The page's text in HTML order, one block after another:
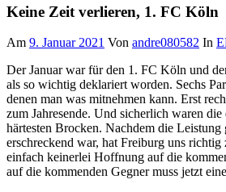
Keine Zeit verlieren, 1. FC Köln
Am 9. Januar 2021 Von andre080582 In
Der Januar war für den 1. FC Köln und
als so wichtig deklariert worden. Sechs
denen man was mitnehmen kann. Erst
zum Jahresende. Und sicherlich waren
härtesten Brocken. Nachdem die Leistung
erschreckend war, hat Freiburg uns richtig
einfach keinerlei Hoffnung auf die
auf die kommenden Gegner muss jetzt